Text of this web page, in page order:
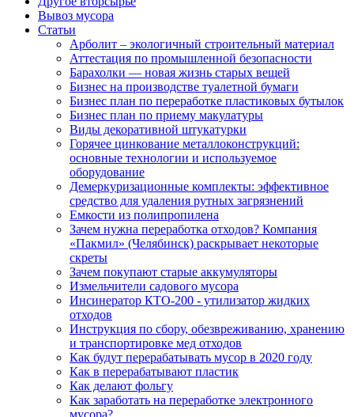
Вывоз мусора
Статьи
Арболит – экологичный строительный материал
Аттестация по промышленной безопасности
Барахолки — новая жизнь старых вещей
Бизнес на производстве туалетной бумаги
Бизнес план по переработке пластиковых бутылок
Бизнес план по приему макулатуры
Виды декоративной штукатурки
Горячее цинкование металлоконструкций:
основные технологии и используемое
оборудование
Демеркуризационные комплекты: эффективное
средство для удаления рутных загрязнений
Емкости из полипропилена
Зачем нужна переработка отходов? Компания
«Пакмил» (Челябинск) раскрывает некоторые
скреты
Зачем покупают старые аккумуляторы
Измельчители садового мусора
Инсинератор КТО-200 - утилизатор жидких
отходов
Инструкция по сбору, обезвреживанию, хранению
и транспортировке мед отходов
Как будут перерабатывать мусор в 2020 году
Как в перерабатывают пластик
Как делают фольгу
Как заработать на переработке электронного
мусора?